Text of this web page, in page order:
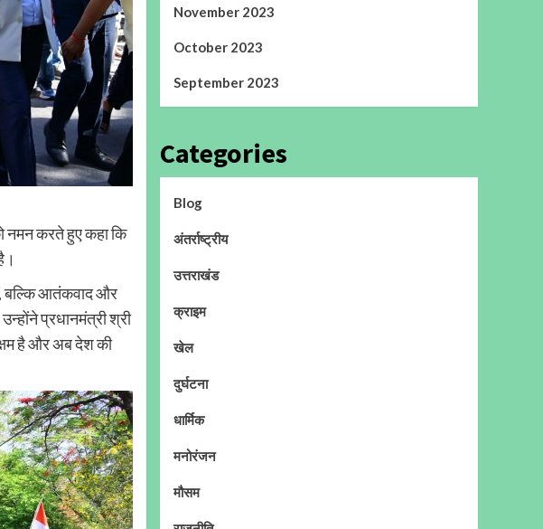
नमन करते हुए कहा कि
बल्कि आतंकवाद और
प्रधानमंत्री श्री
है और अब देश की
November 2023
October 2023
September 2023
Categories
Blog
अंतर्राष्ट्रीय
उत्तराखंड
क्राइम
खेल
दुर्घटना
धार्मिक
मनोरंजन
मौसम